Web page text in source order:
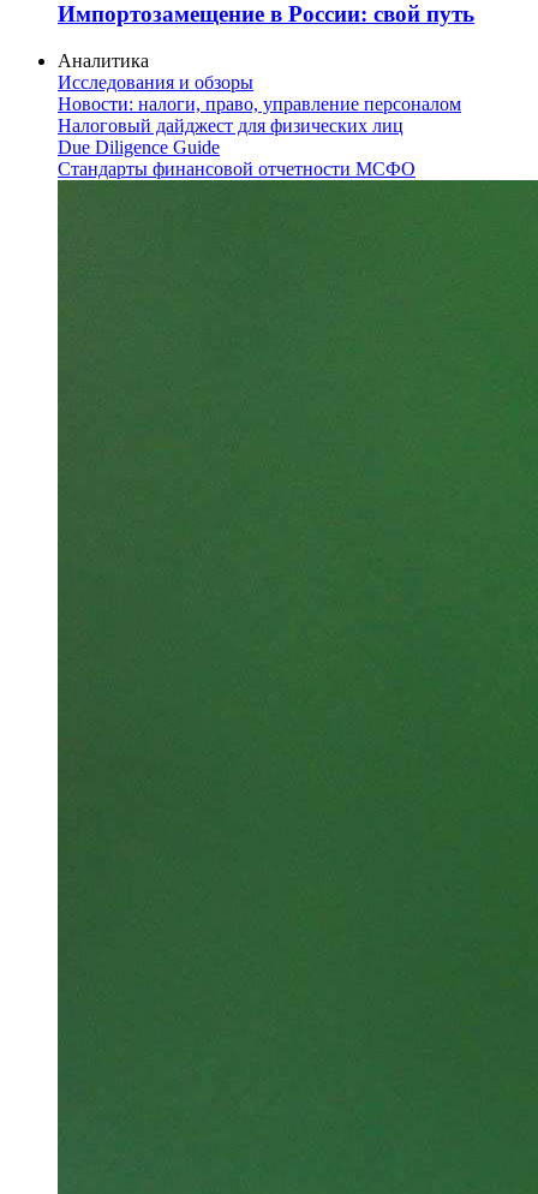
Импортозамещение в России: свой путь
Аналитика
Исследования и обзоры
Новости: налоги, право, управление персоналом
Налоговый дайджест для физических лиц
Due Diligence Guide
Стандарты финансовой отчетности МСФО